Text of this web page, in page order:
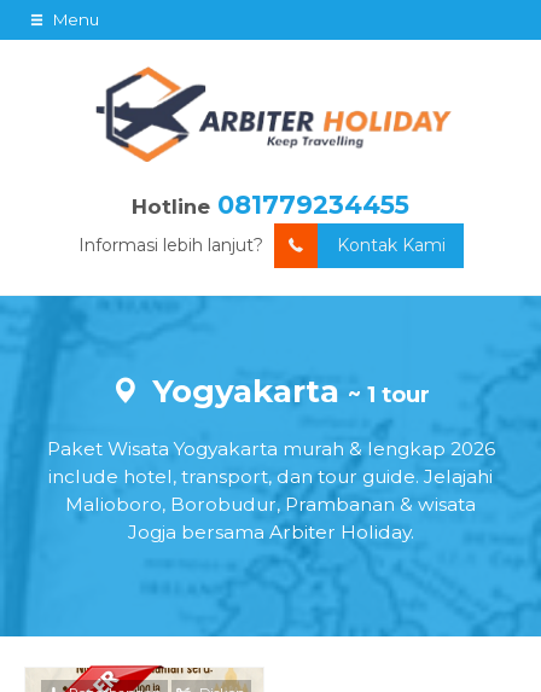
Menu
Hotline 081779234455
Informasi lebih lanjut? Kontak Kami
Yogyakarta ~ 1 tour
Paket Wisata Yogyakarta murah & lengkap 2026
include hotel, transport, dan tour guide. Jelajahi
Malioboro, Borobudur, Prambanan & wisata
Jogja bersama Arbiter Holiday.